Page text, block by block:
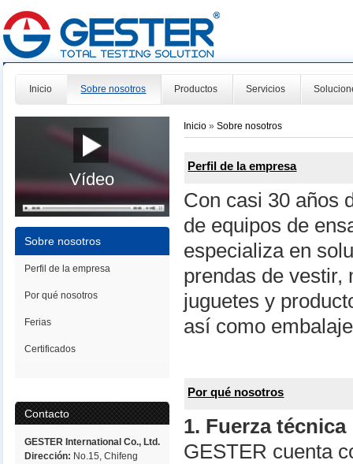
Inicio Sobre nosotros Productos Servicios
Vídeo
Sobre nosotros
Perfil de la empresa
Por qué nosotros
Ferias
Certificados
Contacto
GESTER International Co., Ltd.
Dirección: No.15, Chifeng
Inicio»Sobre nosotros
Perfil de la empresa
Con casi 30 años
de equipos de
especializa en
prendas de vestir,
juguetes y
así como
Por qué nosotros
1. Fuerza técnica
GESTER cuenta